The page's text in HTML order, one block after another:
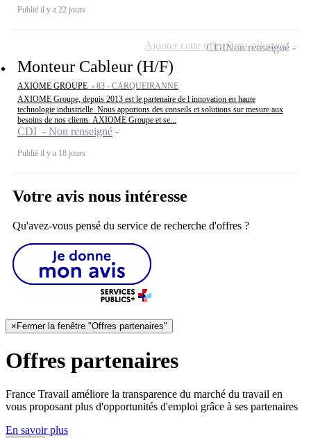
Publié il y a 22 jours
Monteur Cableur (H/F)
AXIOME GROUPE - 83 - CARQUEIRANNE
AXIOME Groupe, depuis 2013 est le partenaire de l innovation en haute
technologie industrielle. Nous apportons des conseils et solutions sur mesure aux
besoins de nos clients. AXIOME Groupe et se...
CDI - Non renseigné
Publié il y a 18 jours
CDINon renseigné
Ajouter cette offre à ma sélection
Votre avis nous intéresse
Qu'avez-vous pensé du service de recherche d'offres ?
×Fermer la fenêtre "Offres partenaires"
Offres partenaires
France Travail améliore la transparence du marché du travail en
vous proposant plus d'opportunités d'emploi grâce à ses partenaires
En savoir plus